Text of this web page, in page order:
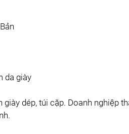
da giày
dép, túi cặp. Doanh nghiệp